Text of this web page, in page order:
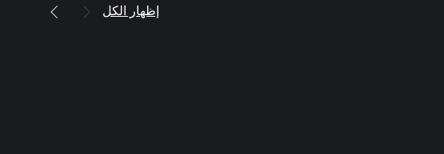
إظهار الكل